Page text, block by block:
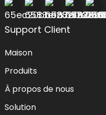
Support Client
Maison
Produits
À propos de nous
Solution